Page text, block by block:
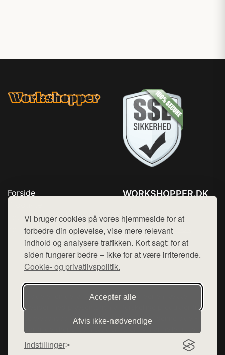
Vi bruger cookies på vores hjemmeside for at
forbedre din oplevelse, vise mere relevant
indhold og analysere trafikken. Kort sagt: for at
siden fungerer bedre – ikke for at være irriterende.
Cookie- og privatlivspolitik.
Accepter alle
Afvis ikke‑nødvendige
Indstillinger
Forside
Top Rabatter
Kontakt
WORKSHOPPER.DK
Mail: hej@want.dk
Cookie- og privatlivspolitik
Denne side er en del af want.dk, der udgiver en række
hjemmesider med præsentation af forskellige produkter fra
diverse webshops. Der sælges ikke varer fra denne side - vi
varerne på lager.